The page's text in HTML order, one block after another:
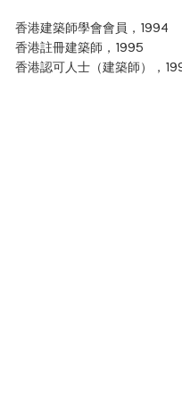
香港建築師學會會員，1994
香港註冊建築師，1995
香港認可人士（建築師），